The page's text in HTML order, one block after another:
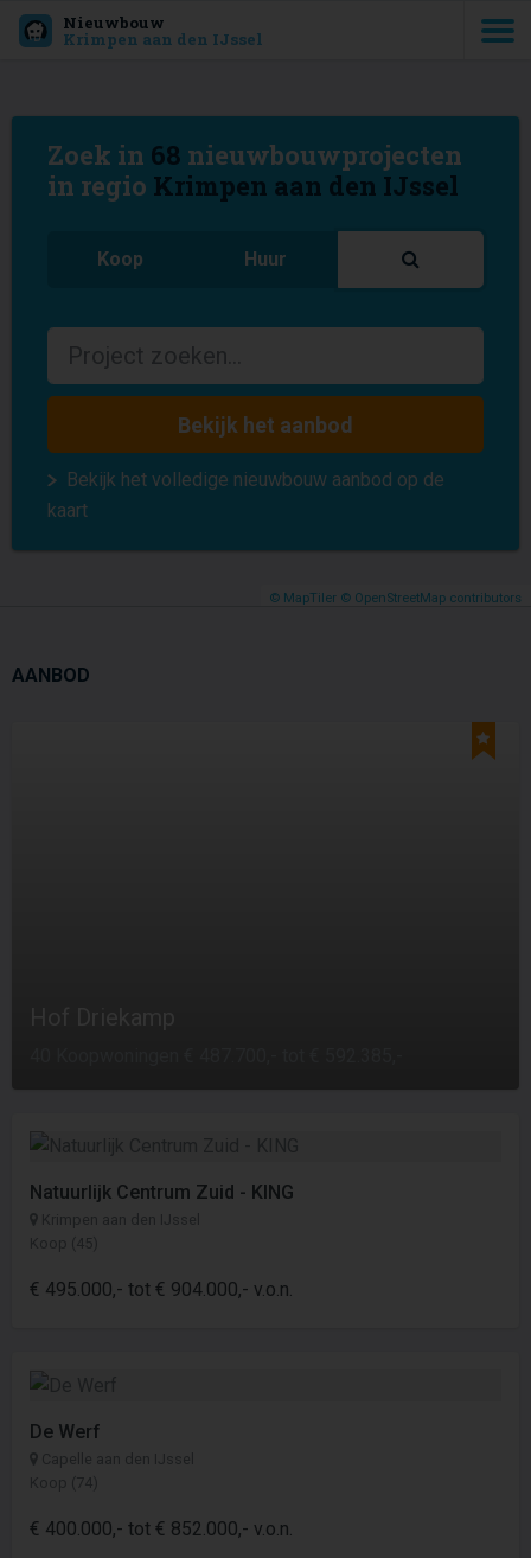
Nieuwbouw
Krimpen aan den IJssel
© MapTiler © OpenStreetMap contributors
Zoek in 68 nieuwbouwprojecten
in regio Krimpen aan den IJssel
Koop Huur
Bekijk het aanbod
Bekijk het volledige nieuwbouw aanbod op de
kaart
AANBOD
Natuurlijk Centrum Zuid - KING
Krimpen aan den IJssel
Koop (45)
€ 495.000,- tot € 904.000,- v.o.n.
De Werf
Capelle aan den IJssel
Koop (74)
€ 400.000,- tot € 852.000,- v.o.n.